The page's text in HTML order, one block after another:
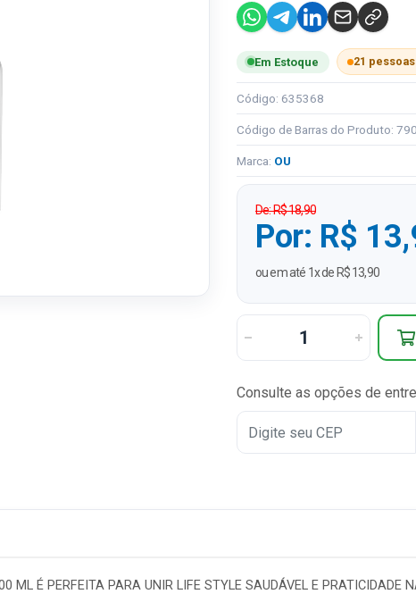
Em Estoque 21
Código: 635368
Código de Barras do Produto:
Marca: OU
De: R$ 18,90
Por: R$
ou em até 1x de R$ 13,90
Consulte as opções de
ML É PERFEITA PARA UNIR LIFE STYLE SAUDÁVEL E PRATICIDADE